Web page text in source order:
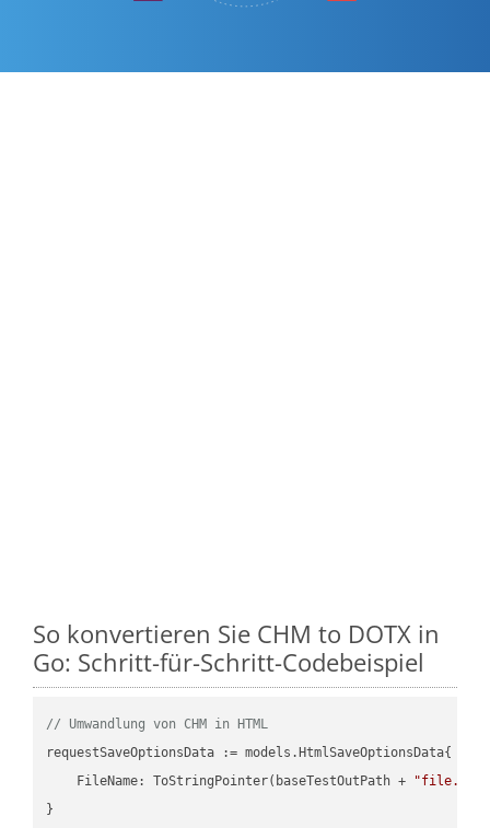
So konvertieren Sie CHM to DOTX in
Go: Schritt-für-Schritt-Codebeispiel
// Umwandlung von CHM in HTML
requestSaveOptionsData := models.HtmlSaveOptionsData{
    FileName: ToStringPointer(baseTestOutPath +
"file.CHM"
}